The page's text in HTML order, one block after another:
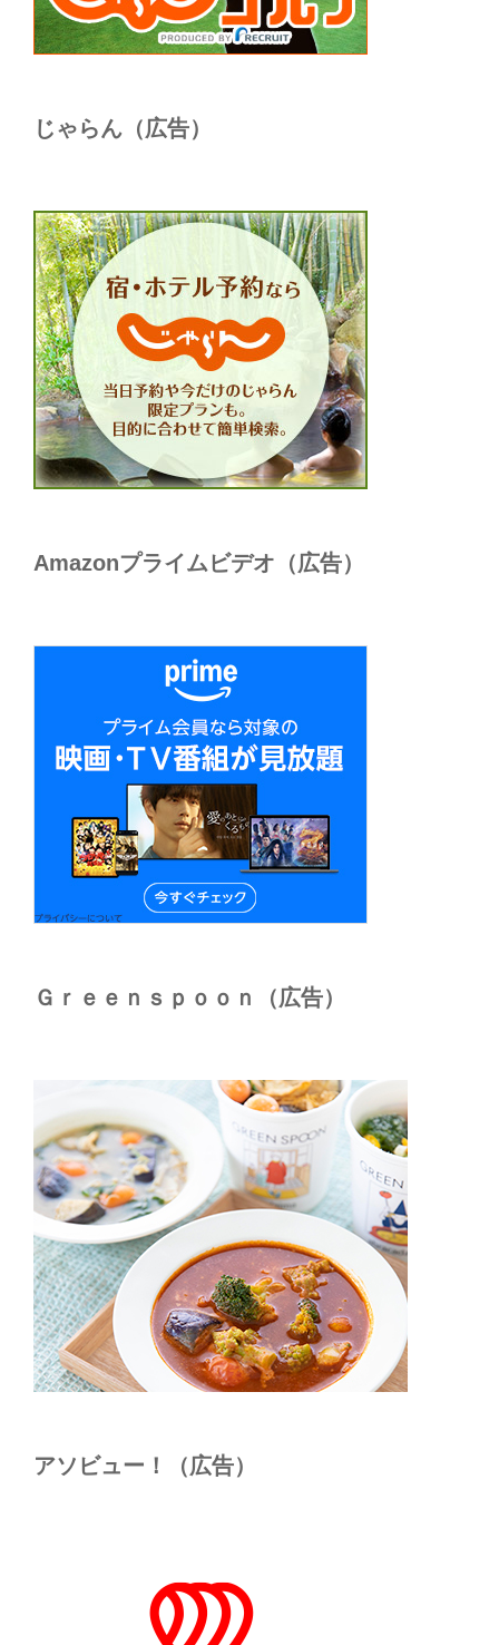
じゃらん（広告）
Amazonプライムビデオ（広告）
Ｇｒｅｅｎｓｐｏｏｎ（広告）
アソビュー！（広告）